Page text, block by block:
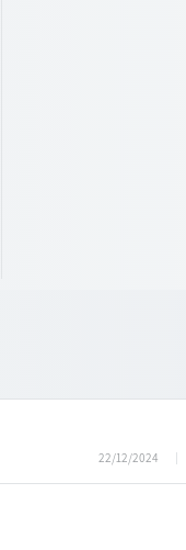
22/12/2024